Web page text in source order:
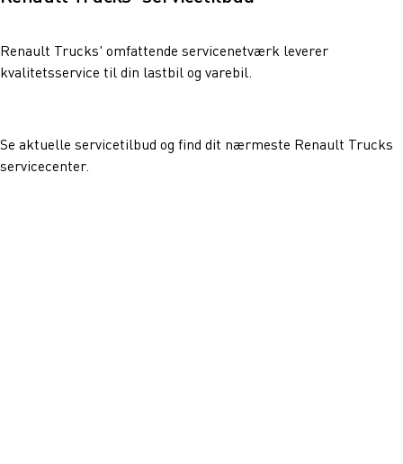
Renault Trucks' omfattende servicenetværk leverer
kvalitetsservice til din lastbil og varebil.
Se aktuelle servicetilbud og find dit nærmeste Renault Trucks
servicecenter.